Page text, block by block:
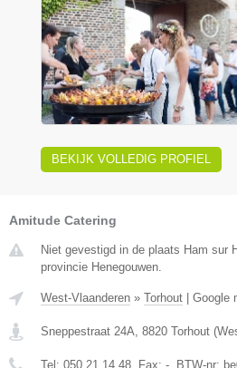
BEKIJK VOLLEDIG PROFIEL
Amitude Catering
Niet gevestigd in de plaats Ham sur
provincie Henegouwen.
West-Vlaanderen » Torhout | Google
Sneppestraat 24A 8820 Torhout (
Tel: 050 21 14 48 , Fax: - , BTW-nr: